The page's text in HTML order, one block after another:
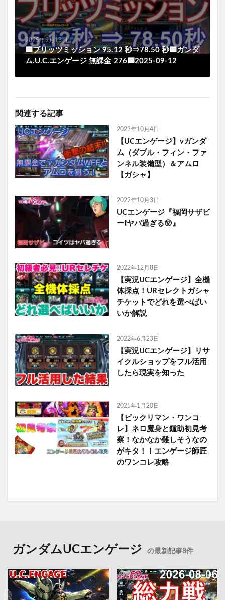
2025年9月13日
🟦ブリッツミッション 95.12 秒⇒78.50 秒🟦ガンダ
ム.U.C.エンゲージ 無課金 276🟦2025-09-12
関連する記事
2023年10月4日
【UCエンゲージ】νガンダ
ム（ダブル・フィン・ファ
ンネル装備型）＆アムロ
【ガシャ】
2022年10月3日
UCエンゲージ『福岡サザビ
ー❗ヤバ過ぎる😲』
2022年12月8日
【実況UCエンゲージ】全機
体採点！URセレクトガシャ
チケットでどれを選べばい
いか解説
2022年6月23日
【実況UCエンゲージ】リサ
イクルショップをフル活用
したら現実を知った
2025年1月20日
【ビックリマン・ワンコ
レ】ネロ魔身と鍾助初見考
察！なかなか難しそうなの
がキタ！！エンゲージ師匠
のワンコレ攻略
ガンダムUCエンゲージ の最新記事8件